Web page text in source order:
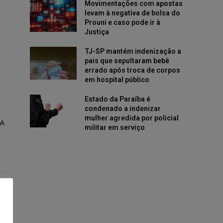
Movimentações com apostas
levam à negativa de bolsa do
Prouni e caso pode ir à
Justiça
TJ-SP mantém indenização a
pais que sepultaram bebê
errado após troca de corpos
em hospital público
Estado da Paraíba é
condenado a indenizar
mulher agredida por policial
militar em serviço